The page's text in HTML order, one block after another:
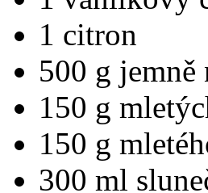
1 citron
500 g jemně
150 g
150 g
300 ml